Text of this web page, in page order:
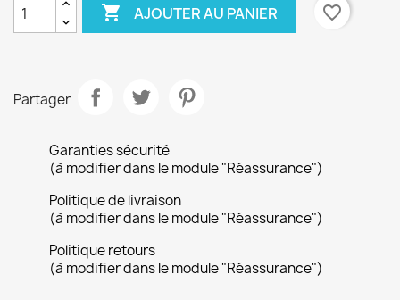
 AJOUTER AU PANIER favorite_border
Partager
Garanties sécurité
(à modifier dans le module "Réassurance")
Politique de livraison
(à modifier dans le module "Réassurance")
Politique retours
(à modifier dans le module "Réassurance")